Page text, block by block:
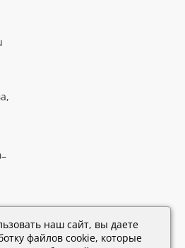
Каталог
28.02.2019
15:45
наш сайт, вы даете
файлов cookie, которые